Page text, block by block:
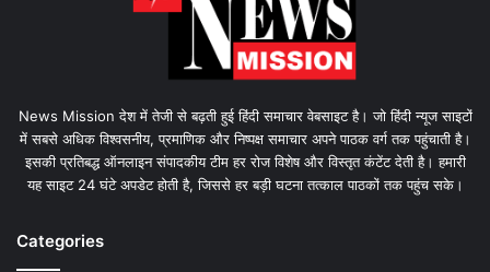
News Mission देश में तेजी से बढ़ती हुई हिंदी समाचार वेबसाइट है। जो हिंदी न्यूज साइटों
में सबसे अधिक विश्वसनीय, प्रमाणिक और निष्पक्ष समाचार अपने पाठक वर्ग तक पहुंचाती है।
इसकी प्रतिबद्ध ऑनलाइन संपादकीय टीम हर रोज विशेष और विस्तृत कंटेंट देती है। हमारी
यह साइट 24 घंटे अपडेट होती है, जिससे हर बड़ी घटना तत्काल पाठकों तक पहुंच सके।
Categories